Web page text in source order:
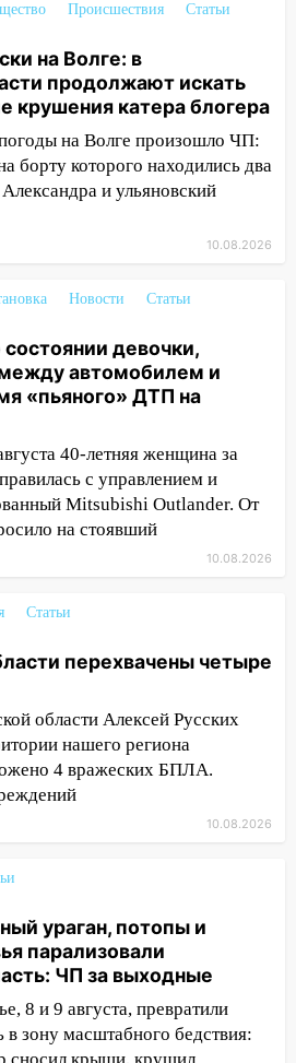
беспилотников на
области
беспилотника
врезался в
городе
беспилотников в
люди: в
выпало больше
и упало 111
ураганный ветер
районного дома
дерева на
попал на видео
водителей
пробки на старом
Московском шоссе в
авария
во время
у 26-летнего парня
ночь и ветреный
в Ульяновске 10
ураган,
деревья
область: ЧП
лошадей и
и старение
Происшествия
Статьи
на Волге: в
продолжают искать
крушения катера блогера
на Волге произошло ЧП:
борту которого находились два
и ульяновский
10.08.2026
Новости
Статьи
девочки,
автомобилем и
«пьяного» ДТП на
40-летняя женщина за
с управлением и
Mitsubishi Outlander. От
на стоявший
10.08.2026
Статьи
перехвачены четыре
области Алексей Русских
нашего региона
4 вражеских БПЛА.
10.08.2026
ураган, потопы и
парализовали
ЧП за выходные
8 и 9 августа, превратили
в зону масштабного бедствия: